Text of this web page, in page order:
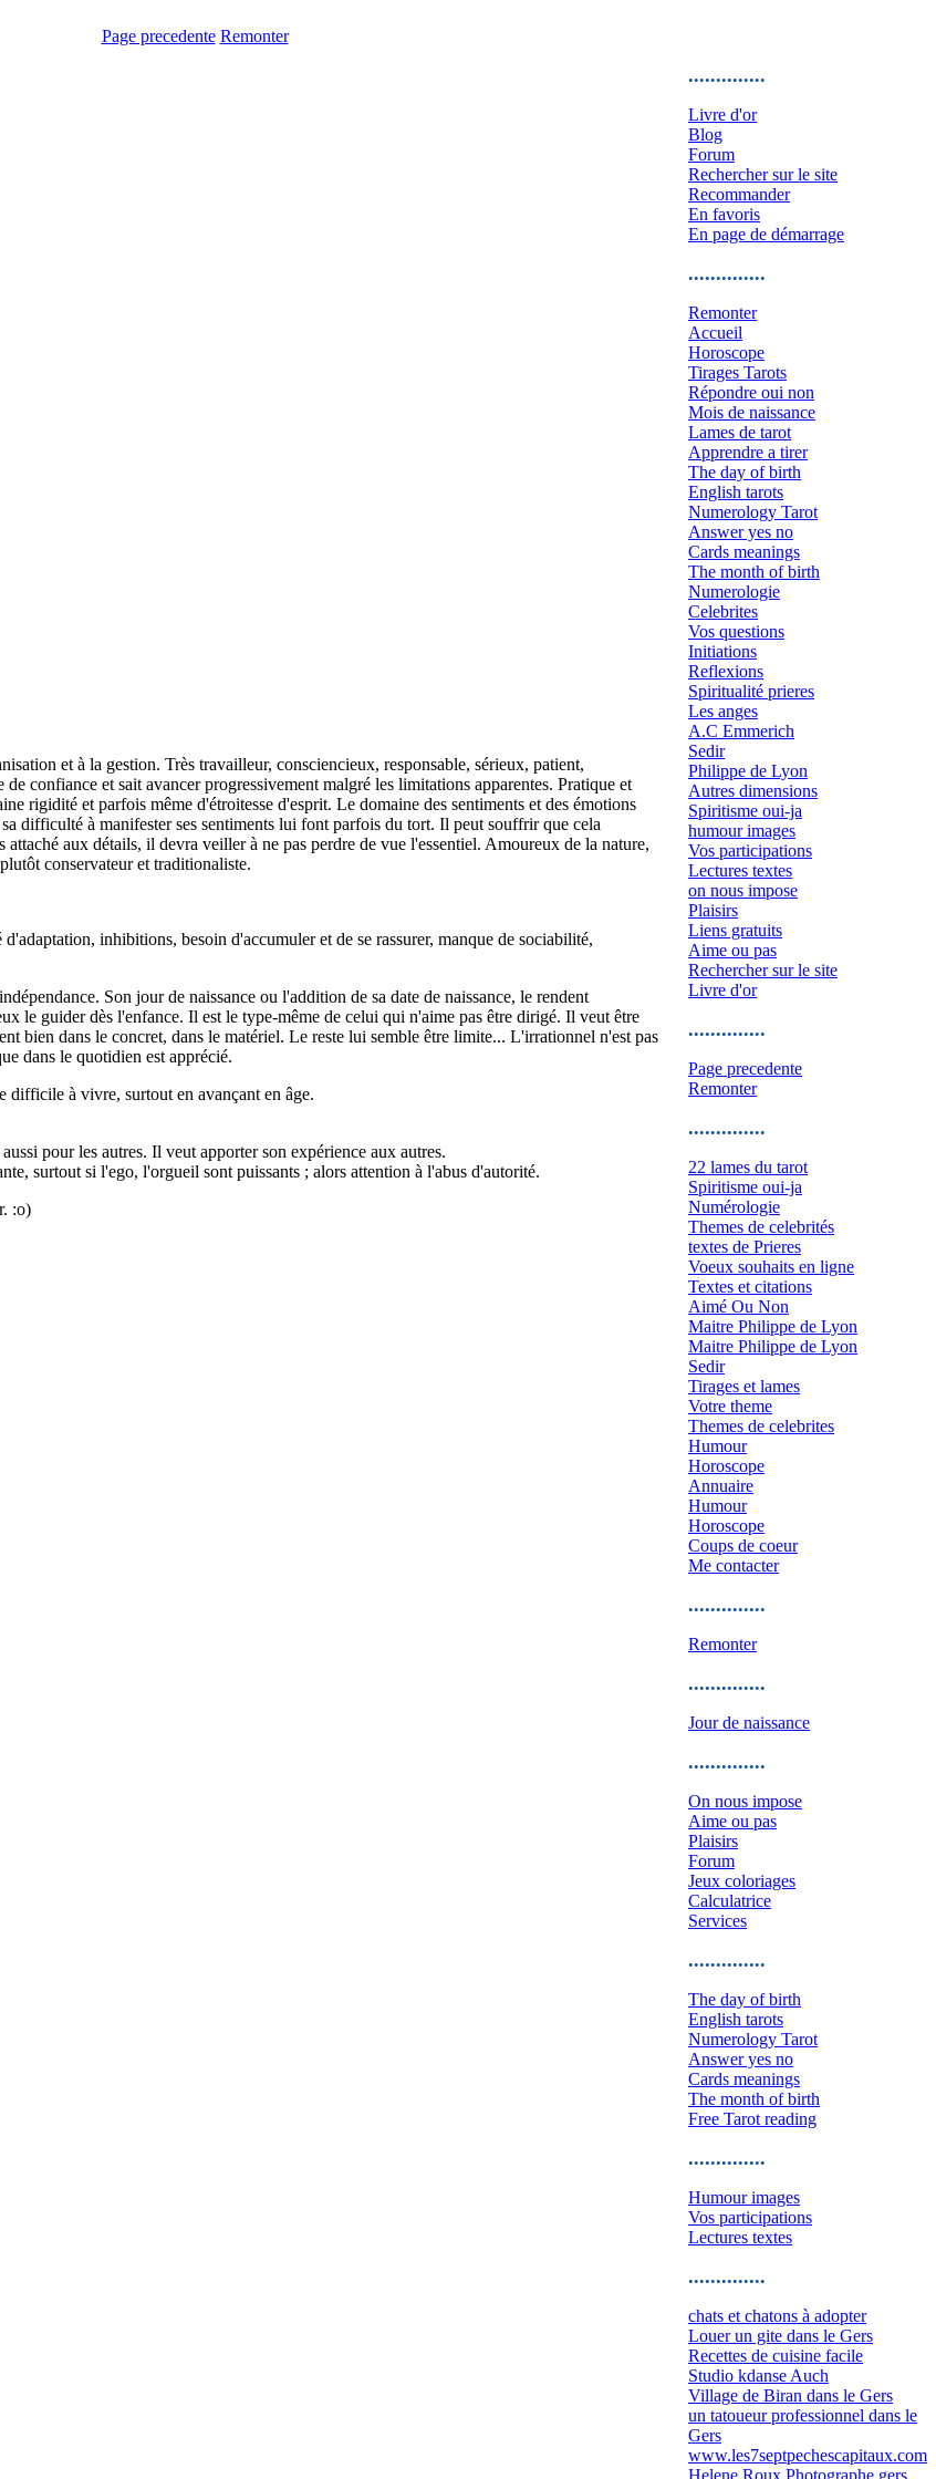
Page precedente Remonter
et à la gestion. Très travailleur, consciencieux, responsable, sérieux, patient,
de confiance et sait avancer progressivement malgré les limitations apparentes. Pratique et
rigidité et parfois même d'étroitesse d'esprit. Le domaine des sentiments et des émotions
difficulté à manifester ses sentiments lui font parfois du tort. Il peut souffrir que cela
attaché aux détails, il devra veiller à ne pas perdre de vue l'essentiel. Amoureux de la nature,
conservateur et traditionaliste.
inhibitions, besoin d'accumuler et de se rassurer, manque de sociabilité,
Son jour de naissance ou l'addition de sa date de naissance, le rendent
le guider dès l'enfance. Il est le type-même de celui qui n'aime pas être dirigé. Il veut être
bien dans le concret, dans le matériel. Le reste lui semble être limite... L'irrationnel n'est pas
dans le quotidien est apprécié.
difficile à vivre, surtout en avançant en âge.
pour les autres. Il veut apporter son expérience aux autres.
surtout si l'ego, l'orgueil sont puissants ; alors attention à l'abus d'autorité.
:o)
..............
Livre d'or
Blog
Forum
Rechercher sur le site
Recommander
En favoris
En page de démarrage
..............
Remonter
Accueil
Horoscope
Tirages Tarots
Répondre oui non
Mois de naissance
Lames de tarot
Apprendre a tirer
The day of birth
English tarots
Numerology Tarot
Answer yes no
Cards meanings
The month of birth
Numerologie
Celebrites
Vos questions
Initiations
Reflexions
Spiritualité prieres
Les anges
A.C Emmerich
Sedir
Philippe de Lyon
Autres dimensions
Spiritisme oui-ja
humour images
Vos participations
Lectures textes
on nous impose
Plaisirs
Liens gratuits
Aime ou pas
Rechercher sur le site
Livre d'or
..............
Page precedente
Remonter
..............
22 lames du tarot
Spiritisme oui-ja
Numérologie
Themes de celebrités
textes de Prieres
Voeux souhaits en ligne
Textes et citations
Aimé Ou Non
Maitre Philippe de Lyon
Maitre Philippe de Lyon
Sedir
Tirages et lames
Votre theme
Themes de celebrites
Humour
Horoscope
Annuaire
Humour
Horoscope
Coups de coeur
Me contacter
..............
Remonter
..............
Jour de naissance
..............
On nous impose
Aime ou pas
Plaisirs
Forum
Jeux coloriages
Calculatrice
Services
..............
The day of birth
English tarots
Numerology Tarot
Answer yes no
Cards meanings
The month of birth
Free Tarot reading
..............
Humour images
Vos participations
Lectures textes
..............
chats et chatons à adopter
Louer un gite dans le Gers
Recettes de cuisine facile
Studio kdanse Auch
Village de Biran dans le Gers
un tatoueur professionnel dans le
Gers
www.les7septpechescapitaux.com
Helene Roux Photographe gers